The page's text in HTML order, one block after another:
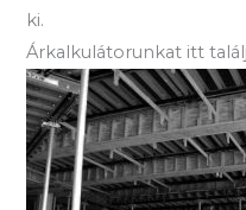
ki.
Árkalkulátorunkat itt